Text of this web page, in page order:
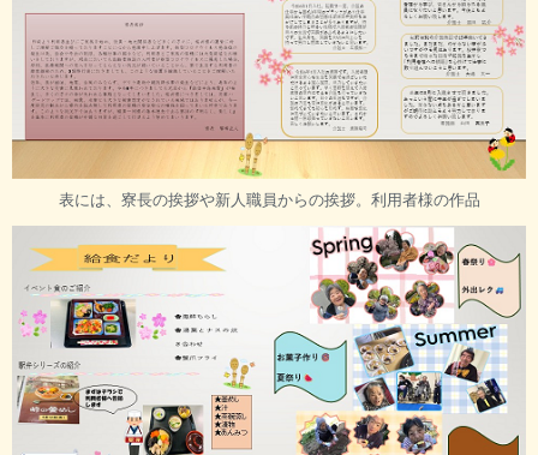
表には、寮長の挨拶や新人職員からの挨拶。利用者様の作品